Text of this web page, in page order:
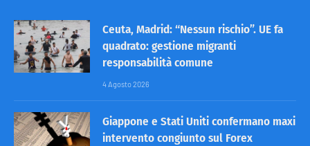
Ceuta, Madrid: “Nessun rischio”. UE fa
quadrato: gestione migranti
responsabilità comune
4 Agosto 2026
Giappone e Stati Uniti confermano maxi
intervento congiunto sul Forex